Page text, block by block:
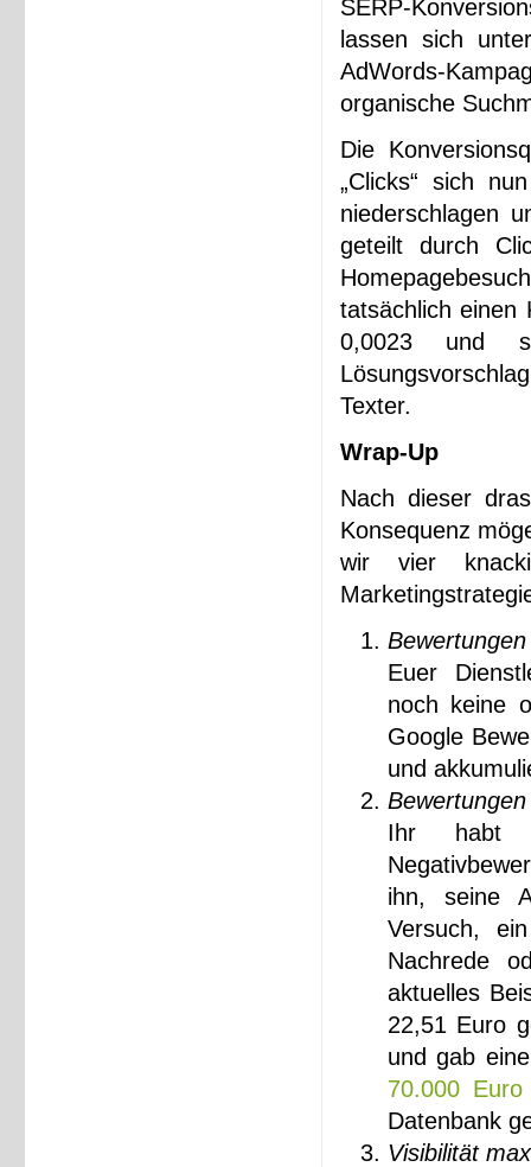
SERP-
lassen sich
AdWords-
organische
Die
„Clicks“ sich
niederschlagen
geteilt durch
tatsächlich einen
0,0023 und
Texter.
Wrap-Up
Nach dieser
Konsequenz
wir vier
Euer
noch keine
Google
und
Ihr habt
ihn, seine
Versuch,
Nachrede
aktuelles
22,51 Euro
und gab
70.000
Datenbank
Visibilität